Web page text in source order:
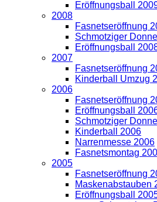
Eröffnungsball
2008
Fasnetseröffnung
Schmotziger
Eröffnungsball
2007
Fasnetseröffnung
Kinderball Umzug
2006
Fasnetseröffnung
Eröffnungsball
Schmotziger
Kinderball 2006
Narrenmesse 2006
Fasnetsmontag
2005
Fasnetseröffnung
Maskenabstauben
Eröffnungsball